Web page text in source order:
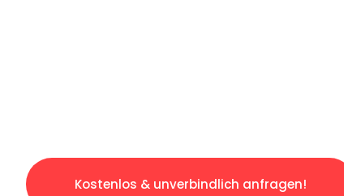
Kostenlos & unverbindlich anfragen!